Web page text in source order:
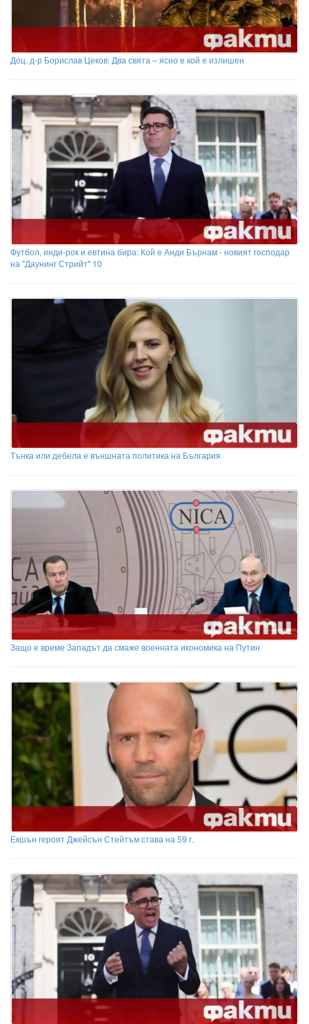
Доц. д-р Борислав Цеков: Два свята – ясно е кой е излишен
Футбол, инди-рок и евтина бира: Кой е Анди Бърнам - новият господар
на "Даунинг Стрийт" 10
Тънка или дебела е външната политика на България
Защо е време Западът да смаже военната икономика на Путин
Екшън героят Джейсън Стейтъм става на 59 г.